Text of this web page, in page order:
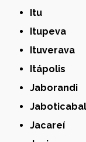
Itu
Itupeva
Ituverava
Itápolis
Jaborandi
Jaboticabal
Jacareí